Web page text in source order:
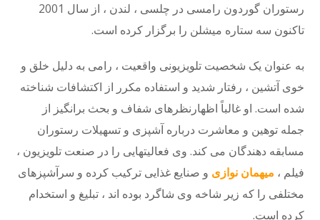
رستوران گوردون رامسی در چلسی ، لندن ، از سال 2001
تاکنون سه ستاره میشلن را برگزار کرده است.
به عنوان یک شخصیت تلویزیونی واقعیت ، رامی به دلیل خلق و
خوی آتشین ، رفتار شدید و استفاده مکرر از اکتشافات شناخته
شده است. او غالباً اظهارنظرهای شفاف و بحث برانگیز از
جمله توهین و معاشرت درباره آشپزی و تسهیلات رستوران
مسابقه دهندگان می کند. وی فعالیتهایی را در صنعت تلویزیون ،
فیلم ، میهمان نوازی و صنایع غذایی ترکیب کرده و سرآشپزهای
مختلفی را که زیر شاخه وی شاگرد بوده اند ، تبلیغ و استخدام
کرده است.